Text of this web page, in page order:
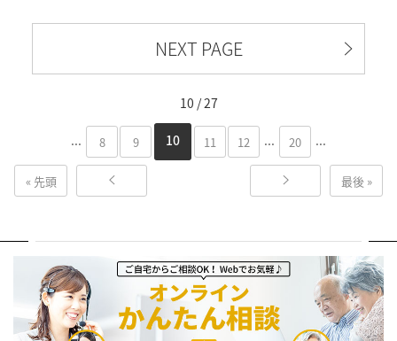
NEXT PAGE
10 / 27
« 先頭
... 8 9 10 11 12 ... 20 ...
最後 »